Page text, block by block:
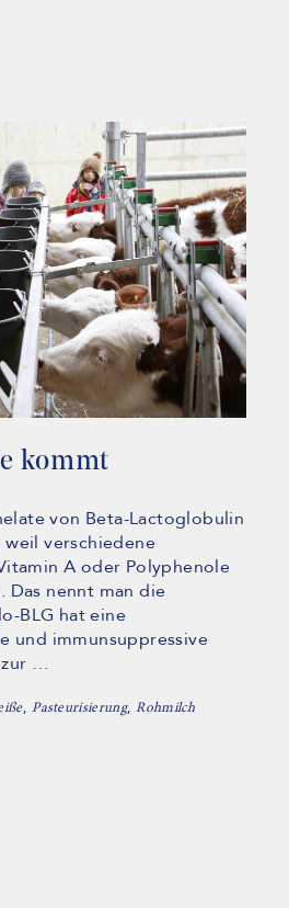
kommt
von Beta-Lactoglobulin
verschiedene
A oder Polyphenole
Das nennt man die
BLG hat eine
und immunsuppressive
zur …
,Pasteurisierung,Rohmilch